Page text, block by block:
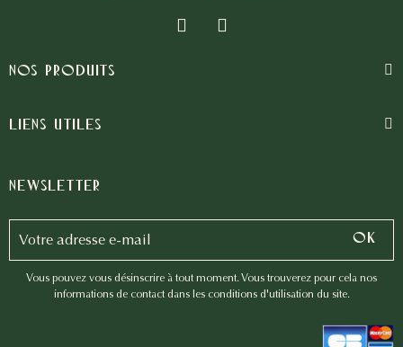
Nos produits
Liens utiles
Newsletter
Vous pouvez vous désinscrire à tout moment. Vous trouverez pour cela nos
informations de contact dans les conditions d'utilisation du site.